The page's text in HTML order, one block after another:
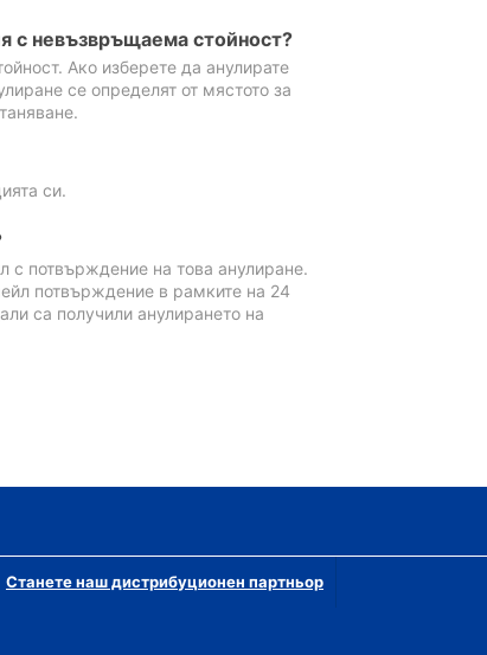
с невъзвръщаема стойност?
Ако изберете да анулирате
се определят от мястото за
си.
с потвърждение на това анулиране.
потвърждение в рамките на 24
са получили анулирането на
Станете наш дистрибуционен партньор